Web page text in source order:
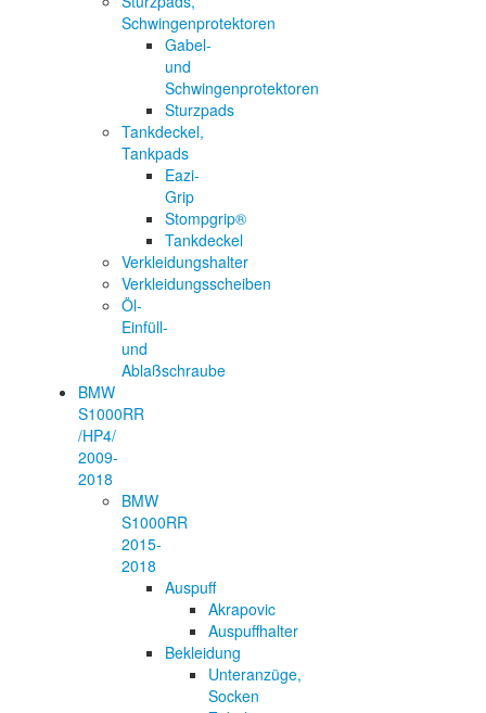
Schwingenprotektoren
Gabel-
und
Schwingenprotektoren
Sturzpads
Tankdeckel,
Tankpads
Eazi-
Grip
Stompgrip®
Tankdeckel
Verkleidungshalter
Verkleidungsscheiben
Öl-
Einfüll-
und
Ablaßschraube
BMW
S1000RR
/HP4/
2009-
2018
BMW
S1000RR
2015-
2018
Auspuff
Akrapovic
Auspuffhalter
Bekleidung
Unteranzüge,
Socken